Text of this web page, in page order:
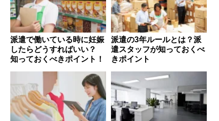
派遣で働いている時に妊娠
したらどうすればいい？
知っておくべきポイント！
派遣の3年ルールとは？派
遣スタッフが知っておくべ
きポイント